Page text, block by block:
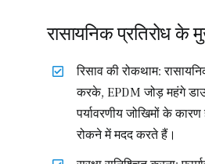
रासायनिक प्रतिरोध के
रिसाव की रोकथाम:
करके, EPDM जोड़ महंगे
पर्यावरणीय जोखिमों के
रोकने में मदद करते हैं।